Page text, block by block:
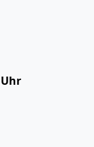
Uhr